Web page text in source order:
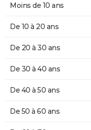
Moins de 10 ans
De 10 à 20 ans
De 20 à 30 ans
De 30 à 40 ans
De 40 à 50 ans
De 50 à 60 ans